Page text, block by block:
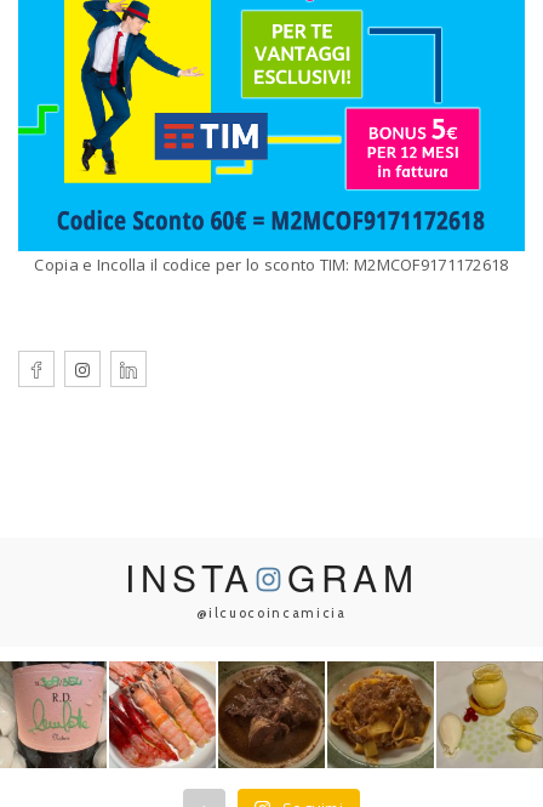
Copia e Incolla il codice per lo sconto TIM: M2MCOF9171172618
INSTA GRAM
@ilcuocoincamicia